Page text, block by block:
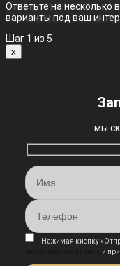
Ответьте на несколько
варианты под ваш
Шаг 1 из 5
x
мы
Нажимая кнопку
и